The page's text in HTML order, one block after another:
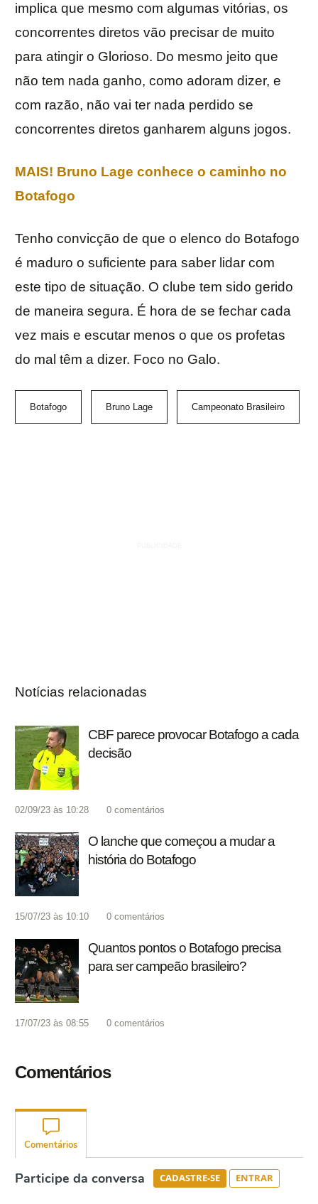
implica que mesmo com algumas vitórias, os
concorrentes diretos vão precisar de muito
para atingir o Glorioso. Do mesmo jeito que
não tem nada ganho, como adoram dizer, e
com razão, não vai ter nada perdido se
concorrentes diretos ganharem alguns jogos.
MAIS! Bruno Lage conhece o caminho no
Botafogo
Tenho convicção de que o elenco do Botafogo
é maduro o suficiente para saber lidar com
este tipo de situação. O clube tem sido gerido
de maneira segura. É hora de se fechar cada
vez mais e escutar menos o que os profetas
do mal têm a dizer. Foco no Galo.
Botafogo Bruno Lage Campeonato Brasileiro
Notícias relacionadas
CBF parece provocar Botafogo a cada
decisão
02/09/23 às 10:28 0 comentários
O lanche que começou a mudar a
história do Botafogo
15/07/23 às 10:10 0 comentários
Quantos pontos o Botafogo precisa
para ser campeão brasileiro?
17/07/23 às 08:55 0 comentários
Comentários